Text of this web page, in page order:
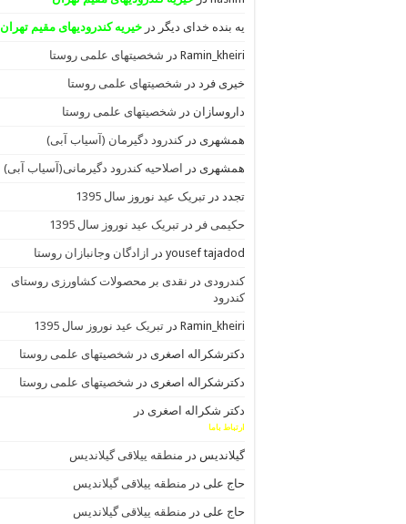
یه بنده خدای دیگر در خیریه کندرودیهای مقیم تهران
Ramin_kheiri در شخصیتهای علمی روستا
خیری فرد در شخصیتهای علمی روستا
داروسازان در شخصیتهای علمی روستا
همشهری درکندرود دگیرمان (آسیاب آبی)
همشهری در اصلاحیه کندرود دگیرمانی(آسیاب آبی)
تجدد در تبریک عید نوروز سال 1395
حکیمی فر در تبریک عید نوروز سال 1395
yousef tajadod در ازادگان وجانبازان روستا
کندرودی در نقدی بر محصولات کشاورزی روستای
کندرود
Ramin_kheiri در تبریک عید نوروز سال 1395
دکترشکراله اصغری در شخصیتهای علمی روستا
دکترشکراله اصغری در شخصیتهای علمی روستا
دکتر شکراله اصغری در
ارتباط باما
گیلاندیس در منطقه ییلاقی گیلاندیس
حاج علی در منطقه ییلاقی گیلاندیس
حاج علی در منطقه ییلاقی گیلاندیس